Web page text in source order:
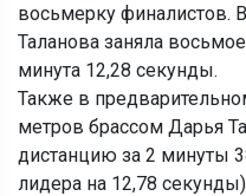
восьмерку
Таланова заняла
минута 12,28 секунды.
Также в
метров брассом Дарья
дистанцию за 2 минуты
лидера на 12,78